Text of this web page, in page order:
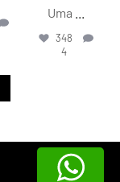
Uma
348
4